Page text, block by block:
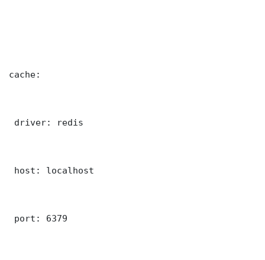
cache:
driver: redis
host: localhost
port: 6379